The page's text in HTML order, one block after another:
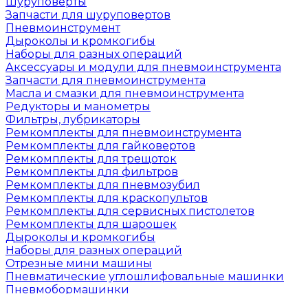
Запчасти для шуруповертов
Пневмоинструмент
Дыроколы и кромкогибы
Наборы для разных операций
Аксессуары и модули для пневмоинструмента
Запчасти для пневмоинструмента
Масла и смазки для пневмоинструмента
Редукторы и манометры
Фильтры, лубрикаторы
Ремкомплекты для пневмоинструмента
Ремкомплекты для гайковертов
Ремкомплекты для трещоток
Ремкомплекты для фильтров
Ремкомплекты для пневмозубил
Ремкомплекты для краскопультов
Ремкомплекты для сервисных пистолетов
Ремкомплекты для шарошек
Дыроколы и кромкогибы
Наборы для разных операций
Отрезные мини машины
Пневматические углошлифовальные машинки
Пневмобормашинки